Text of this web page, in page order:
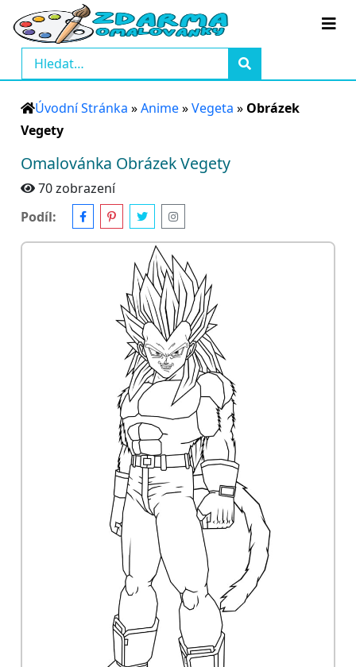
Úvodní Stránka »Anime»Vegeta » Obrázek
Vegety
Omalovánka Obrázek Vegety
70 zobrazení
Podíl: